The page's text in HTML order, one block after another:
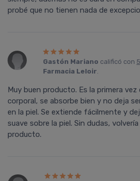
probé que no tienen nada de
Gastón Mariano calificó con
Farmacia Leloir.
Muy buen producto. Es la primera
corporal, se absorbe bien y no deja
en la piel. Se extiende fácilmente y
suave sobre la piel. Sin dudas,
producto.